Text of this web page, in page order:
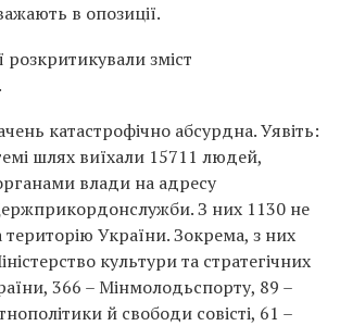
в опозиції.
розкритикували зміст
катастрофічно абсурдна. Уявіть:
шлях виїхали 15711 людей,
влади на адресу
З них 1130 не
України. Зокрема, з них
культури та стратегічних
366 – Мінмолодьспорту, 89 –
й свободи совісті, 61 –